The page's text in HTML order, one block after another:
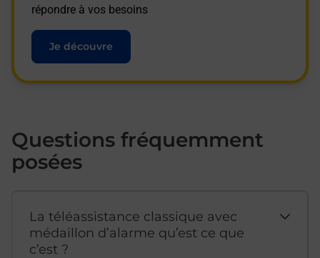
répondre à vos besoins
Je découvre
Questions fréquemment
posées
La téléassistance classique avec
médaillon d’alarme qu’est ce que
c’est ?